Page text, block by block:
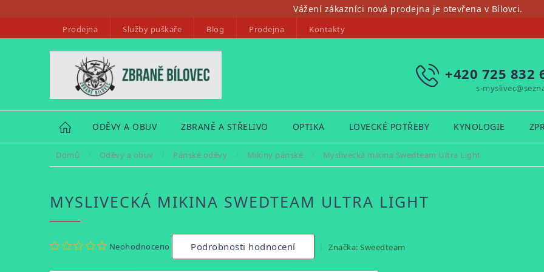
Vážení zákazníci nová prodejna je otevřena v Bílovci.
Prodejna Služby puškaře Blog Prodejna Kontakty
+420 725 832
s-
HOME ODĚVY A OBUV ZBRANĚ A STŘELIVO OPTIKA LOVECKÉ POTŘEBY KYNOLOGIE
Domů / Oděvy a obuv / Pánské oděvy / Mikiny pánské / Myslivecká mikina Swedteam Ultra Light
MYSLIVECKÁ MIKINA SWEDTEAM ULTRA LIGHT
hodnocení
Neohodnoceno Podrobnosti hodnocení Značka: Sweedteam